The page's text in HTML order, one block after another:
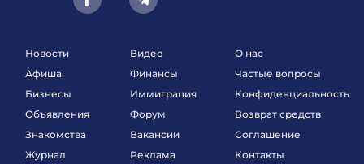
Новости
Афиша
Бизнесы
Объявления
Знакомства
Журнал
Видео
Финансы
Иммиграция
Форум
Вакансии
Реклама
О нас
Частые вопросы
Конфиденциальность
Возврат средств
Соглашение
Контакты